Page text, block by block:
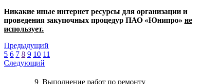
Никакие иные интернет ресурсы для организации и
проведения закупочных процедур ПАО «Юнипро» не
использует.
Предыдущий
5 6 7 8 9 10 11
Следующий
9_Выполнение работ по ремонту